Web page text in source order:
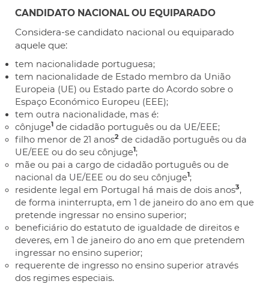
CANDIDATO NACIONAL OU EQUIPARADO
Considera-se candidato nacional ou equiparado
aquele que:
tem nacionalidade portuguesa;
tem nacionalidade de Estado membro da União
Europeia (UE) ou Estado parte do Acordo sobre o
Espaço Económico Europeu (EEE);
tem outra nacionalidade, mas é:
cônjuge1 de cidadão português ou da UE/EEE;
filho menor de 21 anos2 de cidadão português ou da
UE/EEE ou do seu cônjuge1;
mãe ou pai a cargo de cidadão português ou de
nacional da UE/EEE ou do seu cônjuge1;
residente legal em Portugal há mais de dois anos3,
de forma ininterrupta, em 1 de janeiro do ano em que
pretende ingressar no ensino superior;
beneficiário do estatuto de igualdade de direitos e
deveres, em 1 de janeiro do ano em que pretendem
ingressar no ensino superior;
requerente de ingresso no ensino superior através
dos regimes especiais.